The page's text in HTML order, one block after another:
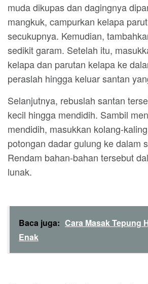
muda dikupas dan dagingnya
mangkuk, campurkan kelapa
secukupnya. Kemudian,
sedikit garam. Setelah itu,
kelapa dan parutan kelapa ke
peraslah hingga keluar santan
Selanjutnya, rebuslah santan
kecil hingga mendidih. Sambil
mendidih, masukkan kolang-
potongan dadar gulung ke dalam
Rendam bahan-bahan tersebut
lunak.
Baca juga: Cara Masak Tepung
Enak